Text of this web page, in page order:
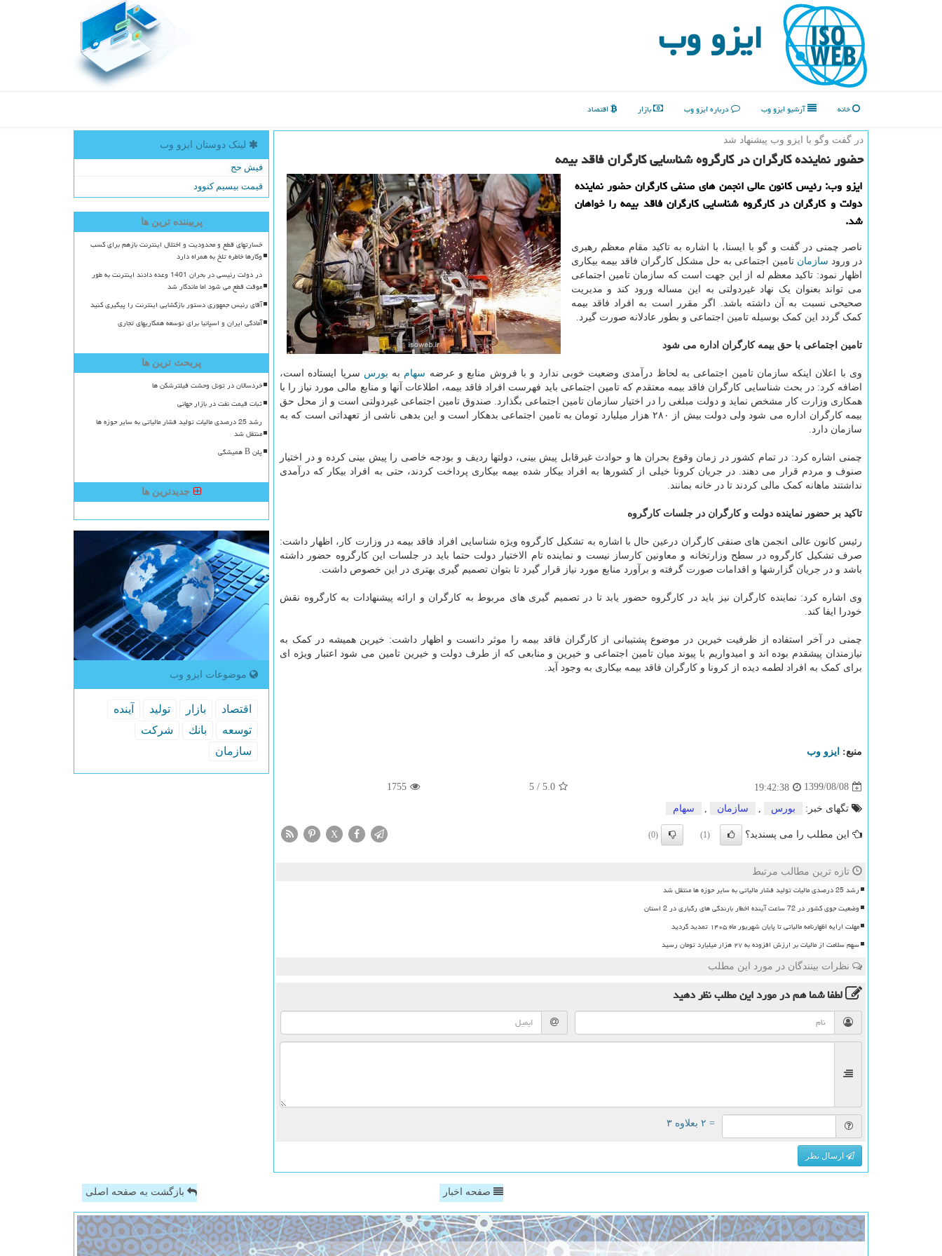
ایزو وب
خانه آرشیو ایزو وب درباره ایزو وب بازار اقتصاد
در گفت وگو با ایزو وب پیشنهاد شد
حضور نماینده كارگران در كارگروه شناسایی كارگران فاقد بیمه
ایزو وب: رئیس كانون عالی انجمن های صنفی كارگران حضور نماینده
دولت و كارگران در كارگروه شناسایی كارگران فاقد بیمه را خواهان
شد.
ناصر چمنی در گفت و گو با ایسنا، با اشاره به تاکید مقام معظم رهبری
در ورود سازمان تامین اجتماعی به حل مشکل کارگران فاقد بیمه بیکاری
اظهار نمود: تاکید معظم له از این جهت است که سازمان تامین اجتماعی
می تواند بعنوان یک نهاد غیردولتی به این مساله ورود کند و مدیریت
صحیحی نسبت به آن داشته باشد. اگر مقرر است به افراد فاقد بیمه
کمک گردد این کمک بوسیله تامین اجتماعی و بطور عادلانه صورت گیرد.
تامین اجتماعی با حق بیمه کارگران اداره می شود
وی با اعلان اینکه سازمان تامین اجتماعی به لحاظ درآمدی وضعیت خوبی ندارد و با فروش منابع و عرضه سهام به بورس سرپا ایستاده است،
اضافه کرد: در بحث شناسایی کارگران فاقد بیمه معتقدم که تامین اجتماعی باید فهرست افراد فاقد بیمه، اطلاعات آنها و منابع مالی مورد نیاز را با
همکاری وزارت کار مشخص نماید و دولت مبلغی را در اختیار سازمان تامین اجتماعی بگذارد. صندوق تامین اجتماعی غیردولتی است و از محل حق
بیمه کارگران اداره می شود ولی دولت بیش از ۲۸۰ هزار میلیارد تومان به تامین اجتماعی بدهکار است و این بدهی ناشی از تعهداتی است که به
سازمان دارد.
چمنی اشاره کرد: در تمام کشور در زمان وقوع بحران ها و حوادث غیرقابل پیش بینی، دولتها ردیف و بودجه خاصی را پیش بینی کرده و در اختیار
صنوف و مردم قرار می دهند. در جریان کرونا خیلی از کشورها به افراد بیکار شده بیمه بیکاری پرداخت کردند، حتی به افراد بیکار که درآمدی
نداشتند ماهانه کمک مالی کردند تا در خانه بمانند.
تاکید بر حضور نماینده دولت و کارگران در جلسات کارگروه
رئیس کانون عالی انجمن های صنفی کارگران درعین حال با اشاره به تشکیل کارگروه ویژه شناسایی افراد فاقد بیمه در وزارت کار، اظهار داشت:
صرف تشکیل کارگروه در سطح وزارتخانه و معاونین کارساز نیست و نماینده تام الاختیار دولت حتما باید در جلسات این کارگروه حضور داشته
باشد و در جریان گزارشها و اقدامات صورت گرفته و برآورد منابع مورد نیاز قرار گیرد تا بتوان تصمیم گیری بهتری در این خصوص داشت.
وی اشاره کرد: نماینده کارگران نیز باید در کارگروه حضور یابد تا در تصمیم گیری های مربوط به کارگران و ارائه پیشنهادات به کارگروه نقش
خودرا ایفا کند.
چمنی در آخر استفاده از ظرفیت خیرین در موضوع پشتیبانی از کارگران فاقد بیمه را موثر دانست و اظهار داشت: خیرین همیشه در کمک به
نیازمندان پیشقدم بوده اند و امیدواریم با پیوند میان تامین اجتماعی و خیرین و منابعی که از طرف دولت و خیرین تامین می شود اعتبار ویژه ای
برای کمک به افراد لطمه دیده از کرونا و کارگران فاقد بیمه بیکاری به وجود آید.
منبع: ایزو وب
1399/08/08
19:42:38
5.0
/
5
1755
تگهای خبر: بورس سازمان سهام
این مطلب را می پسندید؟ (1)
(0)
X
تازه ترین مطالب مرتبط
رشد 25 درصدی مالیات تولید فشار مالیاتی به سایر حوزه ها منتقل شد
وضعیت جوی کشور در 72 ساعت آینده اخطار بارندگی های رگباری در 2 استان
مهلت ارایه اظهارنامه مالیاتی تا پایان شهریور ماه ۱۴۰۵ تمدید گردید
سهم سلامت از مالیات بر ارزش افزوده به ۲۷ هزار میلیارد تومان رسید
نظرات بینندگان در مورد این مطلب
لطفا شما همدر مورد این مطلبنظر دهید
= ۲ بعلاوه ۳
ارسال نظر
لینک دوستان ایزو وب
فیش حج
قیمت بیسیم کنوود
پربیننده ترین ها
خسارتهای قطع و محدودیت و اختلال اینترنت بازهم برای کسب
وکارها خاطره تلخ به همراه دارد
در دولت رئیسی در بحران 1401 وعده دادند اینترنت به طور
موقت قطع می شود اما ماندگار شد
آقای رئیس جمهوری دستور بازگشایی اینترنت را پیگیری کنید
آمادگی ایران و اسپانیا برای توسعه همکاریهای تجاری
پربحث ترین ها
خردسالان در تونل وحشت فیلترشکن ها
ثبات قیمت نفت در بازار جهانی
رشد 25 درصدی مالیات تولید فشار مالیاتی به سایر حوزه ها
منتقل شد
پلن B همیشگی
جدیدترین ها
موضوعات ایزو وب
اقتصاد بازار تولید
آینده
توسعه
بانك
شركت
سازمان
صفحه اخبار بازگشت به صفحه اصلی